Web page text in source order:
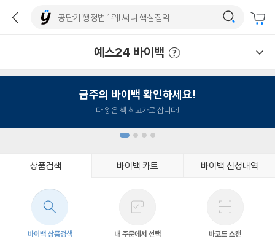
예스24 바이백
금주의 바이백 확인하세요!
다 읽은 책 최고가로 삽니다!
상품검색 바이백 카트 바이백 신청내역
바이백 상품검색 내 주문에서 선택 바코드 스캔